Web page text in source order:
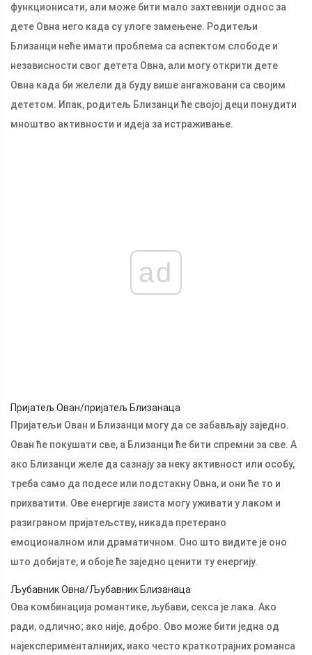
функционисати, али може бити мало захтевнији однос за
дете Овна него када су улоге замењене. Родитељи
Близанци неће имати проблема са аспектом слободе и
независности свог детета Овна, али могу открити дете
Овна када би желели да буду више ангажовани са својим
дететом. Ипак, родитељ Близанци ће својој деци понудити
мноштво активности и идеја за истраживање.
ad
Пријатељ Ован/пријатељ Близанаца
Пријатељи Ован и Близанци могу да се забављају заједно.
Ован ће покушати све, а Близанци ће бити спремни за све. А
ако Близанци желе да сазнају за неку активност или особу,
треба само да подесе или подстакну Овна, и они ће то и
прихватити. Ове енергије заиста могу уживати у лаком и
разиграном пријатељству, никада претерано
емоционалном или драматичном. Оно што видите је оно
што добијате, и обоје ће заједно ценити ту енергију.
Љубавник Овна/Љубавник Близанаца
Ова комбинација романтике, љубави, секса је лака. Ако
ради, одлично; ако није, добро. Ово може бити једна од
најексперименталнијих, иако често краткотрајних романса